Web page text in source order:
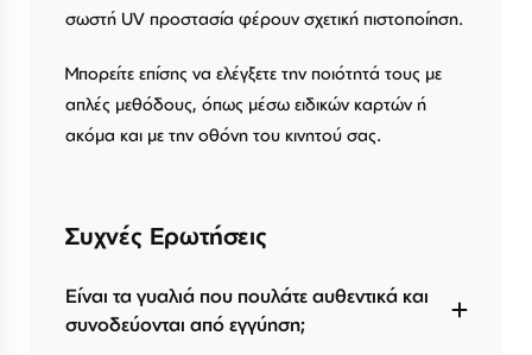
σωστή UV προστασία φέρουν σχετική πιστοποίηση.
Μπορείτε επίσης να ελέγξετε την ποιότητά τους με
απλές μεθόδους, όπως μέσω ειδικών καρτών ή
ακόμα και με την οθόνη του κινητού σας.
Συχνές Ερωτήσεις
Είναι τα γυαλιά που πουλάτε αυθεντικά και
συνοδεύονται από εγγύηση;